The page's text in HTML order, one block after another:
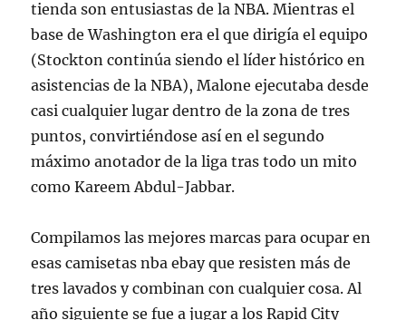
tienda son entusiastas de la NBA. Mientras el
base de Washington era el que dirigía el equipo
(Stockton continúa siendo el líder histórico en
asistencias de la NBA), Malone ejecutaba desde
casi cualquier lugar dentro de la zona de tres
puntos, convirtiéndose así en el segundo
máximo anotador de la liga tras todo un mito
como Kareem Abdul-Jabbar.
Compilamos las mejores marcas para ocupar en
esas camisetas nba ebay que resisten más de
tres lavados y combinan con cualquier cosa. Al
año siguiente se fue a jugar a los Rapid City